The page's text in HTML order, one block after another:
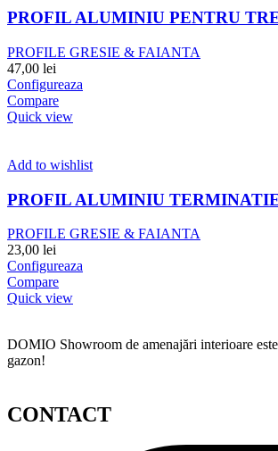
PROFIL ALUMINIU PENTRU
PROFILE GRESIE & FAIANTA
47,00 lei
Configureaza
Compare
Quick view
Add to wishlist
PROFIL ALUMINIU
PROFILE GRESIE & FAIANTA
23,00 lei
Configureaza
Compare
Quick view
DOMIO Showroom de amenajări interioare
gazon!
CONTACT